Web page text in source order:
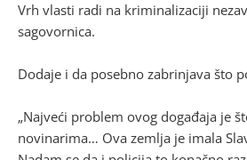
Vrh vlasti radi na kriminalizaciji
sagovornica.
Dodaje i da posebno zabrinjava što
„Najveći problem ovog događaja je
novinarima… Ova zemlja je imala